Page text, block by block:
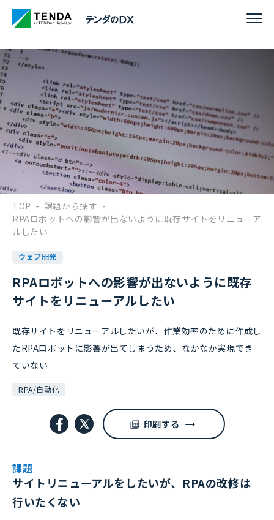
TOP - 課題から探す -
RPAロボットへの影響が出ないように既存サイトをリニューア
ルしたい
ウェブ開発
RPAロボットへの影響が出ないように既存
サイトをリニューアルしたい
既存サイトをリニューアルしたいが、作業効率のために作成し
たRPAロボットに影響が出てしまうため、なかなか実現でき
ていない
RPA/自動化
印刷する
課題
サイトリニューアルをしたいが、RPAの改修は
行いたくない